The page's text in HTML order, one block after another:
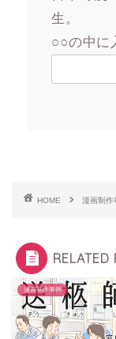
生。
○○の中に
HOME 漫画制作
RELATED
漫画制作事例